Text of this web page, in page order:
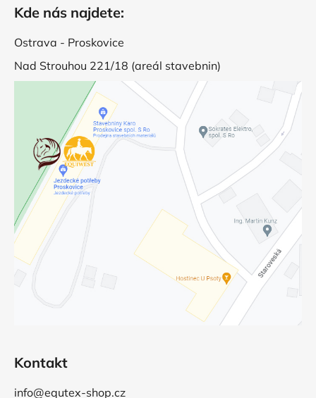
Kde nás najdete:
Ostrava - Proskovice
Nad Strouhou 221/18 (areál stavebnin)
Kontakt
info@equtex-shop.cz